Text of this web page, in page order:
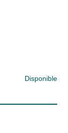
Disponible